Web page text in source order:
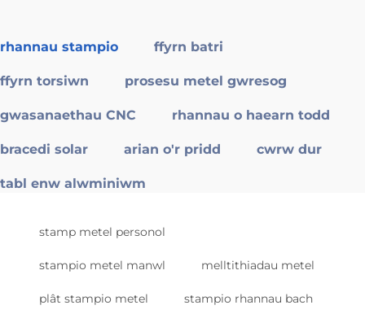
rhannau stampio ffyrn batri
ffyrn torsiwn prosesu metel gwresog
gwasanaethau CNC rhannau o haearn todd
bracedi solar arian o'r pridd cwrw dur
tabl enw alwminiwm
stamp metel personol
stampio metel manwl melltithiadau metel
plât stampio metel stampio rhannau bach